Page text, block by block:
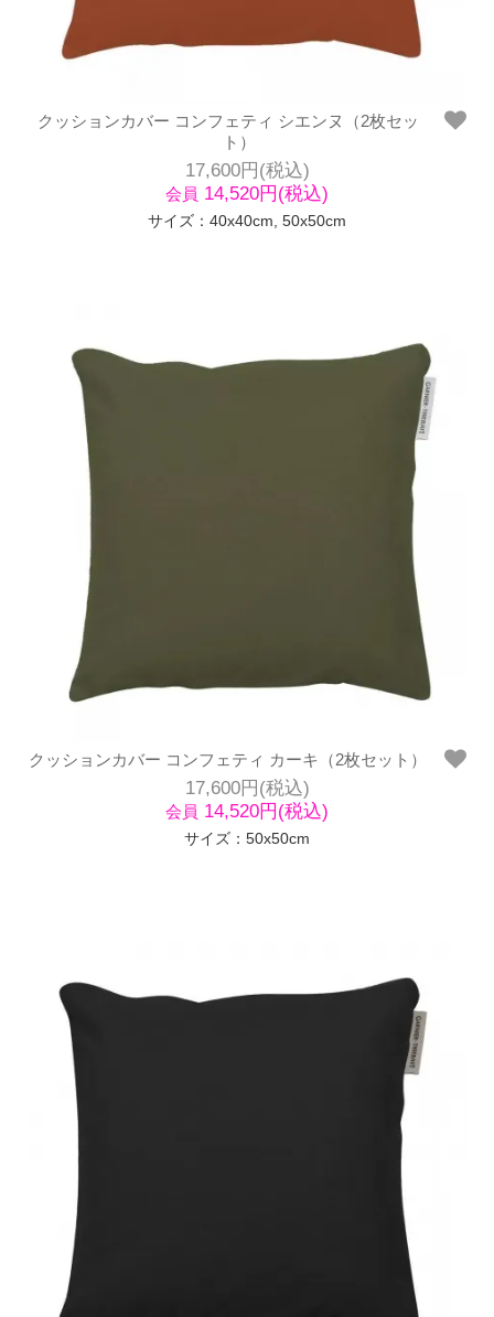
クッションカバー コンフェティ シエンヌ（2枚セッ
ト）
17,600円(税込)
会員 14,520円(税込)
サイズ：40x40cm, 50x50cm
クッションカバー コンフェティ カーキ（2枚セット）
17,600円(税込)
会員 14,520円(税込)
サイズ：50x50cm